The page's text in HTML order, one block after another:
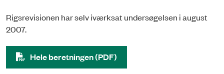
Rigsrevisionen har selv iværksat undersøgelsen i august
2007.
Hele beretningen (PDF)